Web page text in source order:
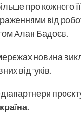
про кожного
від
Алан Бадоєв.
новина
відгуків.
.